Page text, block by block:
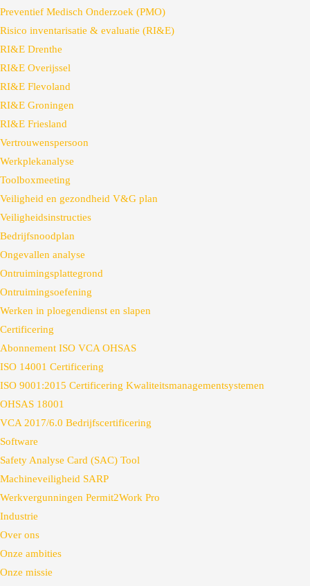
Preventief Medisch Onderzoek (PMO)
Risico inventarisatie & evaluatie (RI&E)
RI&E Drenthe
RI&E Overijssel
RI&E Flevoland
RI&E Groningen
RI&E Friesland
Vertrouwenspersoon
Werkplekanalyse
Toolboxmeeting
Veiligheid en gezondheid V&G plan
Veiligheidsinstructies
Bedrijfsnoodplan
Ongevallen analyse
Ontruimingsplattegrond
Ontruimingsoefening
Werken in ploegendienst en slapen
Certificering
Abonnement ISO VCA OHSAS
ISO 14001 Certificering
ISO 9001:2015 Certificering Kwaliteitsmanagementsystemen
OHSAS 18001
VCA 2017/6.0 Bedrijfscertificering
Software
Safety Analyse Card (SAC) Tool
Machineveiligheid SARP
Werkvergunningen Permit2Work Pro
Industrie
Over ons
Onze ambities
Onze missie